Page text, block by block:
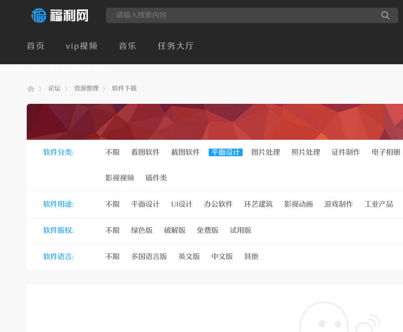
首页 vip视频 音乐 任务大厅
论坛
›
资源整理 软件下载
软件分类: 不限 看图软件 截图软件 平面设计 图片处理 照片处理 证件制作 电子相册
影视视频 插件类
软件用途: 不限 平面设计 UI设计 办公软件 环艺建筑 影视动画 游戏制作 工业产品
软件版权: 不限 绿色版 破解版 免费版 试用版
软件语言: 不限 多国语言版 英文版 中文版 其他